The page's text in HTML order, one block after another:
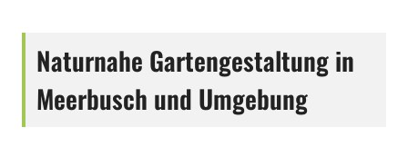
Naturnahe Gartengestaltung in
Meerbusch und Umgebung